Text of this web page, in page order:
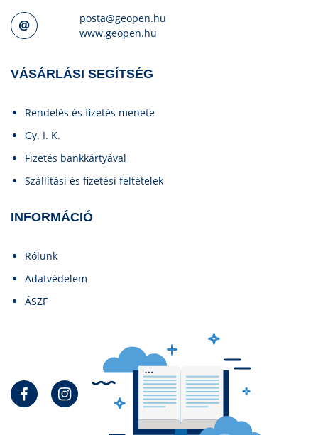
posta@geopen.hu
www.geopen.hu
VÁSÁRLÁSI SEGÍTSÉG
Rendelés és fizetés menete
Gy. I. K.
Fizetés bankkártyával
Szállítási és fizetési feltételek
INFORMÁCIÓ
Rólunk
Adatvédelem
ÁSZF